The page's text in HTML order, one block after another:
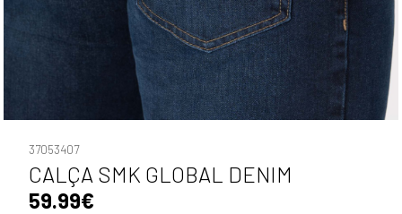
37053407
CALÇA SMK GLOBAL DENIM
59.99€